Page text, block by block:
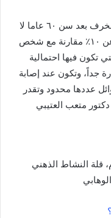
“وجود أحد من أفراد عائلتك مشخص بالخرف بعد سن ٦٠ عاما لا
يدعوك للقلق فاحتمال اصابتك لا يزيد عن ١٠٪ مقارنة مع شخص
تكون فيها احتمالية
جداً، وتكون عند إصابة
عاما هذه العوائل عددها محدود وتقدر
قلة النشاط الذهني